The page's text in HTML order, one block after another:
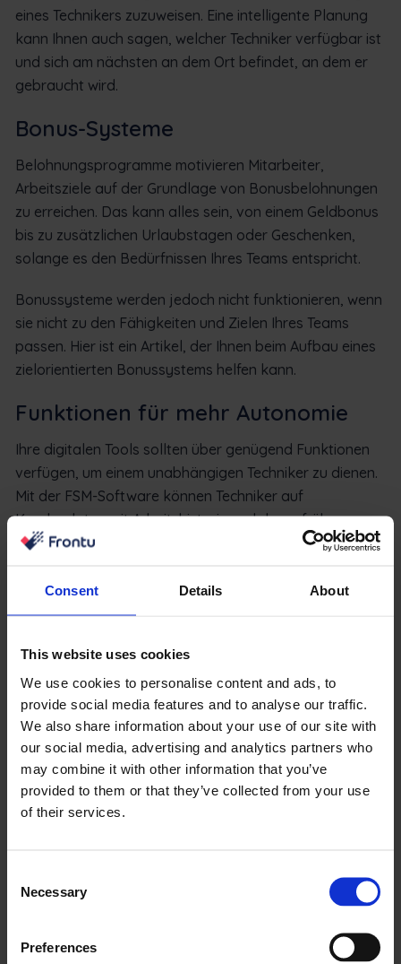
Consent Details About
This website uses cookies
We use cookies to personalise content and ads, to
provide social media features and to analyse our traffic.
We also share information about your use of our site with
our social media, advertising and analytics partners who
may combine it with other information that you’ve
provided to them or that they’ve collected from your use
of their services.
Selection
Necessary
Preferences
eines Technikers zuzuweisen. Eine intelligente Planung
kann Ihnen auch sagen, welcher Techniker verfügbar ist
und sich am nächsten an dem Ort befindet, an dem er
gebraucht wird.
Bonus-Systeme
Belohnungsprogramme motivieren Mitarbeiter,
Arbeitsziele auf der Grundlage von Bonusbelohnungen
zu erreichen. Das kann alles sein, von einem Geldbonus
bis zu zusätzlichen Urlaubstagen oder Geschenken,
solange es den Bedürfnissen Ihres Teams entspricht.
Bonussysteme werden jedoch nicht funktionieren, wenn
sie nicht zu den Fähigkeiten und Zielen Ihres Teams
passen. Hier ist ein Artikel, der Ihnen beim Aufbau eines
zielorientierten Bonussystems helfen kann.
Funktionen für mehr Autonomie
Ihre digitalen Tools sollten über genügend Funktionen
verfügen, um einem unabhängigen Techniker zu dienen.
Mit der FSM-Software können Techniker auf
Kundendaten mit Arbeitshistorie und deren frühere
Anforderungen zugreifen. Die fortschrittliche Lösung
schnellen Zugriff auf Daten, die sich auf das jeweilige
Problem beziehen.
Unser Ziel ist es, Remote-Mitarbeiter mit speziellen
Funktionen auszustatten, um Techniker unabhängiger
vom Back-Office zu machen. Die Frontu-App ermöglicht
es Ihren Mitarbeitern, intelligenter und belastbarer zu
arbeiten, Zeit und Ressourcen zu sparen und den
Kundenservice zu verbessern.
Wie können
Technikern profitieren?
Bessere Erstanschaffungsrate